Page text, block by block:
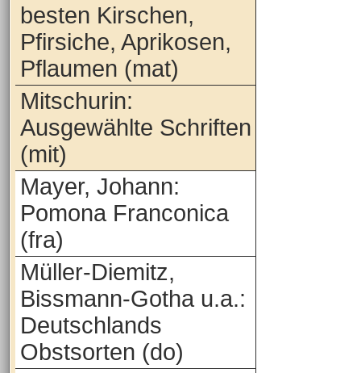
besten Kirschen,
Pfirsiche, Aprikosen,
Pflaumen (mat)
Mitschurin:
Ausgewählte Schriften
(mit)
Mayer, Johann:
Pomona Franconica
(fra)
Müller-Diemitz,
Bissmann-Gotha u.a.:
Deutschlands
Obstsorten (do)